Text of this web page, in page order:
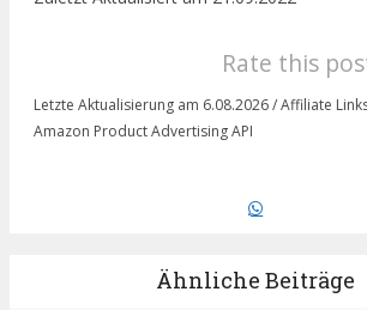
Rate this
Letzte Aktualisierung am 6.08.2026 / Affiliate
Amazon Product Advertising API
Ähnliche Beiträge